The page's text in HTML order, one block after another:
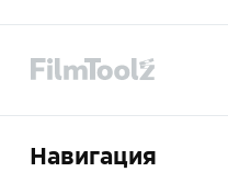
Навигация